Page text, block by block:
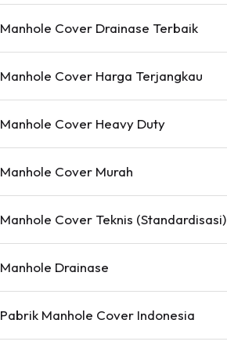
Manhole Cover Drainase Terbaik
Manhole Cover Harga Terjangkau
Manhole Cover Heavy Duty
Manhole Cover Murah
Manhole Cover Teknis (Standardisasi)
Manhole Drainase
Pabrik Manhole Cover Indonesia